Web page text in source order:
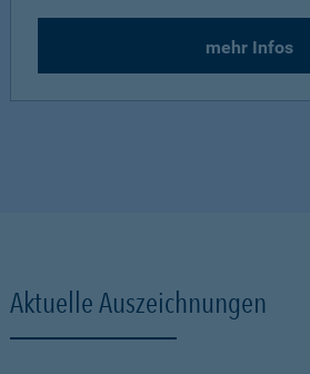
mehr Infos
Aktuelle Auszeichnungen